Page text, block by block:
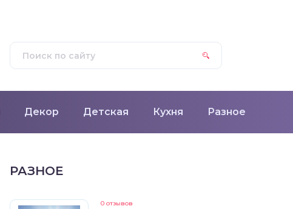
Декор Детская Кухня Разное
РАЗНОЕ
0 отзывов